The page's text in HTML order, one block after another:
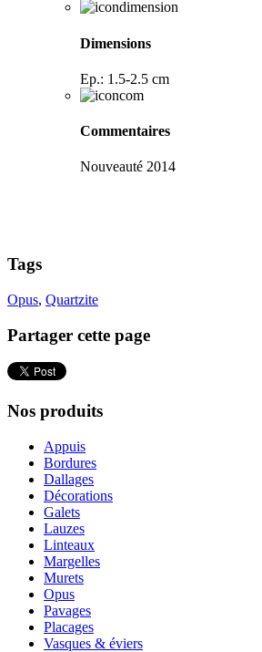
Dimensions
Ep.: 1.5-2.5 cm
Commentaires
Nouveauté 2014
Tags
Opus, Quartzite
Partager cette page
Nos produits
Appuis
Bordures
Dallages
Décorations
Galets
Lauzes
Linteaux
Margelles
Murets
Opus
Pavages
Placages
Vasques & éviers